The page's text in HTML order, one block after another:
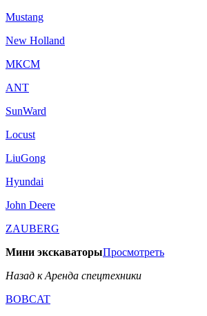
Mustang
New Holland
МКСМ
ANT
SunWard
Locust
LiuGong
Hyundai
John Deere
ZAUBERG
Мини экскаваторыПросмотреть
Назад к Аренда спецтехники
BOBCAT